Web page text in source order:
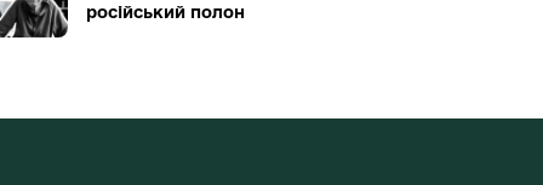
російський полон